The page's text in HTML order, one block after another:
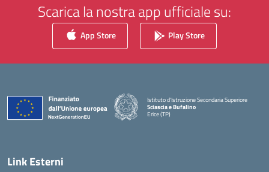
Scarica la nostra app ufficiale su:
App Store Play Store
Istituto d'Istruzione Secondaria Superiore
Sciascia e Bufalino
Erice (TP)
Link Esterni